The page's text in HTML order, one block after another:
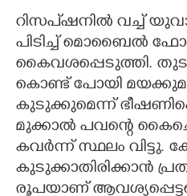
റിസപ്ഷനിൽ വച്ച്
പിടിച്ച് മൊബൈൽ
കൈവശപ്പെടുത്തി.
കൊണ്ട് പോയി
കുടുക്കുമെന്ന്
മുക്കാൽ പവന്റെ
കവ‌ർന്ന് സ്ഥലം വിട്ടു.
കുടുക്കാതിരിക്കാൻ
രൂപയാണ്